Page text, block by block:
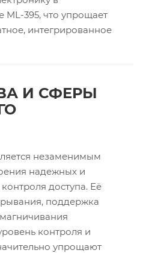
ML-395, что упрощает
интегрированное
И СФЕРЫ
незаменимым
надежных и
доступа. Её
поддержка
контроля и
упрощают